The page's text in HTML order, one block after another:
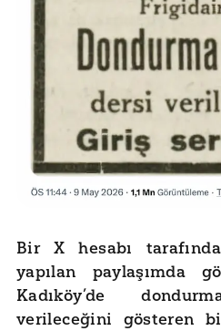
Bir X hesabı
yapılan paylaşımda
Kadıköy’de
verileceğini gösteren